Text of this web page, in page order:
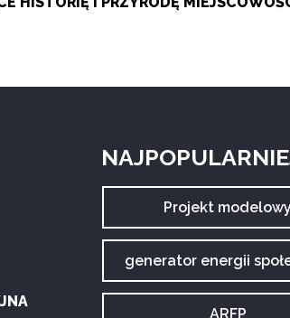
Archiwum
tagu:
Projekt modelowy
Archiwum
tagu:
generator energii
Archiwum
ARFP